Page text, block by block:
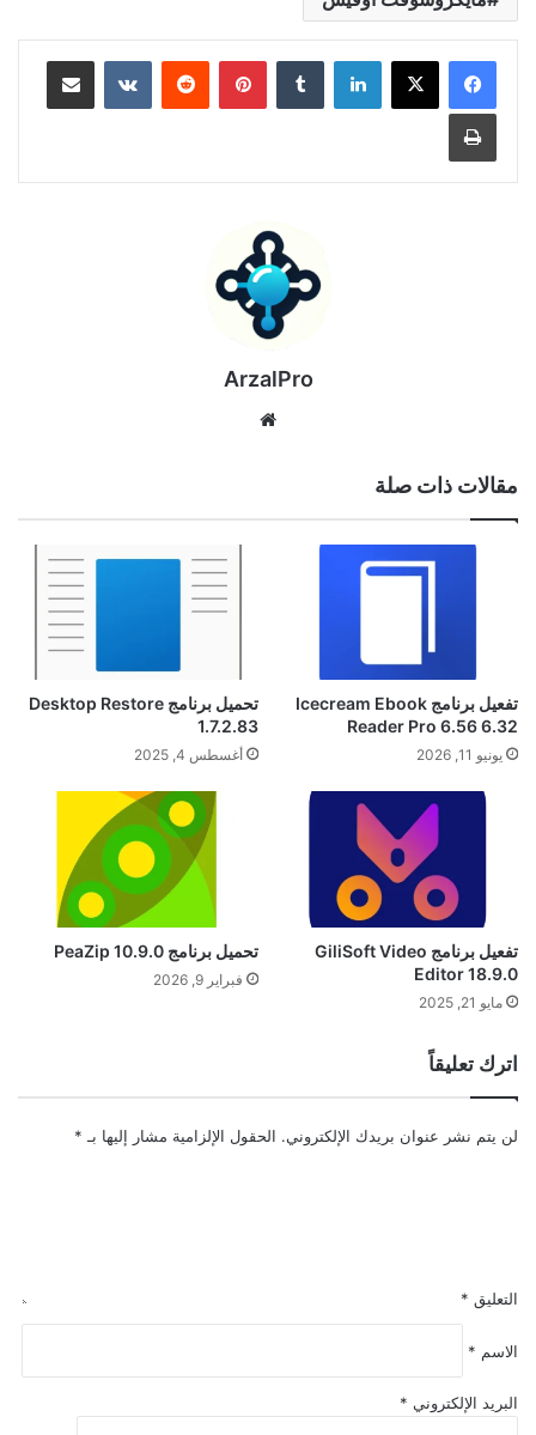
لينكدإن بينتيريست مشاركة عبر البريد
طباعة
ArzalPro
مقالات ذات صلة
تفعيل برنامج Icecream Ebook
Reader Pro 6.56 6.32
يونيو 11, 2026
تحميل برنامج Desktop Restore
1.7.2.83
أغسطس 4, 2025
تفعيل برنامج GiliSoft Video
Editor 18.9.0
مايو 21, 2025
تحميل برنامج PeaZip 10.9.0
فبراير 9, 2026
اترك تعليقاً
لن يتم نشر عنوان بريدك الإلكتروني. الحقول الإلزامية مشار إليها بـ *
التعليق *
الاسم *
البريد الإلكتروني *